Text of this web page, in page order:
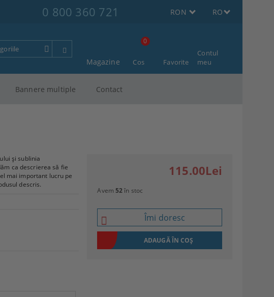
0 800 360 721 RON RO
Magazine Cos
0
Favorite
Contul
meu
Bannere multiple Contact
și sublinia
ca descrierea să fie
mai important lucru pe
descris.
115.00Lei
Avem 52în stoc
Îmi doresc